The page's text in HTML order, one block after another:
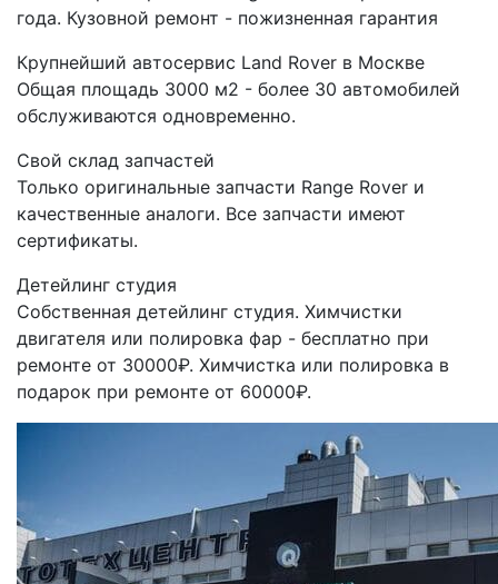
года. Кузовной ремонт - пожизненная гарантия
Крупнейший автосервис Land Rover в Москве
Общая площадь 3000 м2 - более 30 автомобилей
обслуживаются одновременно.
Свой склад запчастей
Только оригинальные запчасти Range Rover и
качественные аналоги. Все запчасти имеют
сертификаты.
Детейлинг студия
Собственная детейлинг студия. Химчистки
двигателя или полировка фар - бесплатно при
ремонте от 30000₽. Химчистка или полировка в
подарок при ремонте от 60000₽.